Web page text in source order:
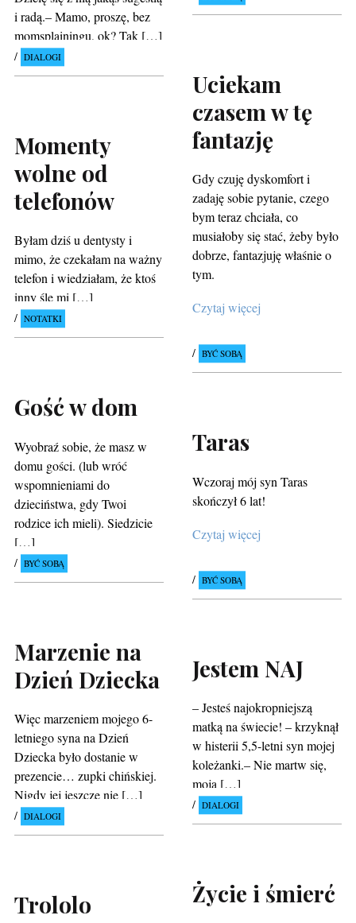
i radą.– Mamo, proszę, bez
momsplainingu, ok? Tak […]
DIALOGI
Uciekam
czasem w tę
fantazję
Gdy czuję dyskomfort i
zadaję sobie pytanie, czego
bym teraz chciała, co
musiałoby się stać, żeby było
dobrze, fantazjuję właśnie o
tym.
Czytaj więcej
BYĆ SOBĄ
Momenty
wolne od
telefonów
Byłam dziś u dentysty i
mimo, że czekałam na ważny
telefon i wiedziałam, że ktoś
inny śle mi […]
NOTATKI
Gość w dom
Wyobraź sobie, że masz w
domu gości. (lub wróć
wspomnieniami do
dzieciństwa, gdy Twoi
rodzice ich mieli). Siedzicie
[…]
BYĆ SOBĄ
Taras
Wczoraj mój syn Taras
skończył 6 lat!
Czytaj więcej
BYĆ SOBĄ
Marzenie na
Dzień Dziecka
Więc marzeniem mojego 6-
letniego syna na Dzień
Dziecka było dostanie w
prezencie… zupki chińskiej.
Nigdy jej jeszcze nie […]
DIALOGI
Jestem NAJ
– Jesteś najokropniejszą
matką na świecie! – krzyknął
w histerii 5,5-letni syn mojej
koleżanki.– Nie martw się,
moja […]
DIALOGI
Życie i śmierć
Trololo